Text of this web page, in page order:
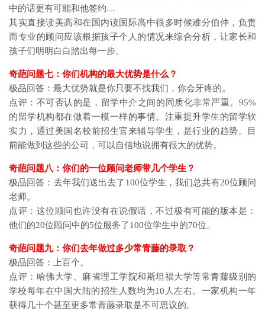
中的话更有可能和他签约…
其实直接读美高和在国内读国际高中很多时候难分伯仲，负责
而专业的顾问应该根据孩子个人的情况来综合分析，让家长和
孩子们明明白白踏出每一步。
奇葩问题七：你们机构的最大优势是什么？
极品回答：最大优势就是你只要不找我们，你会牙疼的。
点评：不可否认的是，留学中介之间的同质化非常严重。95%
的留学机构都在做着一模一样的事情。注重提升学生的留学软
实力，通过美国名校前招生官来辅导学生，是行业的趋势。目
前能做到这些的公司，可以自信地说拥有很大的优势。
奇葩问题八：你们的一位顾问老师带几个学生？
极品回答：去年我们送出去了100位学生，我们总共有20位顾问
老师。
点评：这位顾问也许没有在说假话，不过极有可能的版本是：
他们的20位顾问中的5位服务了100位学生中的70位。
奇葩问题九：你们去年做过多少常青藤的录取？
极品回答：上百个。
点评：哈佛大学、麻省理工学院和斯坦福大学等常青藤级别的
学校每年在中国大陆的招生人数均为10人左右。一家机构一年
获得几十个甚至更多常青藤录取是不可思议的。